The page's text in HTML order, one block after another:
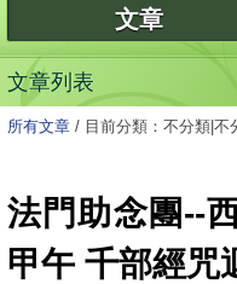
文章
文章列表
所有文章 / 目前分類：不分類|不
法門助念團--
甲午 千部經咒